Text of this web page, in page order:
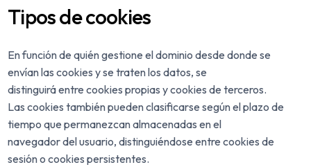
Tipos de cookies
En función de quién gestione el dominio desde donde se
envían las cookies y se traten los datos, se
distinguirá entre cookies propias y cookies de terceros.
Las cookies también pueden clasificarse según el plazo de
tiempo que permanezcan almacenadas en el
navegador del usuario, distinguiéndose entre cookies de
sesión o cookies persistentes.